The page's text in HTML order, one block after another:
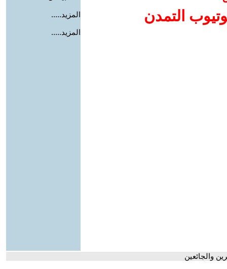
التمدن
المزيد.....
المزيد.....
والجائعين